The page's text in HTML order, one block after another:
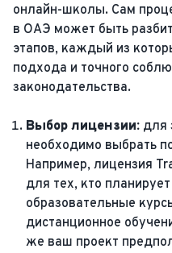
онлайн-школы. Сам
в ОАЭ может быть
этапов, каждый из
подхода и точного
законодательства.
Выбор лицензии: для
необходимо выбрать
Например, лицензия
для тех, кто
образовательные
дистанционное
же ваш проект